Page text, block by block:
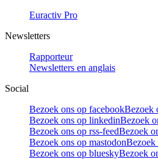
Euractiv Pro
Newsletters
Rapporteur
Newsletters en anglais
Social
Bezoek ons op facebookBezoek
Bezoek ons op linkedinBezoek
Bezoek ons op rss-feedBezoek
Bezoek ons op mastodonBezoek
Bezoek ons op blueskyBezoek